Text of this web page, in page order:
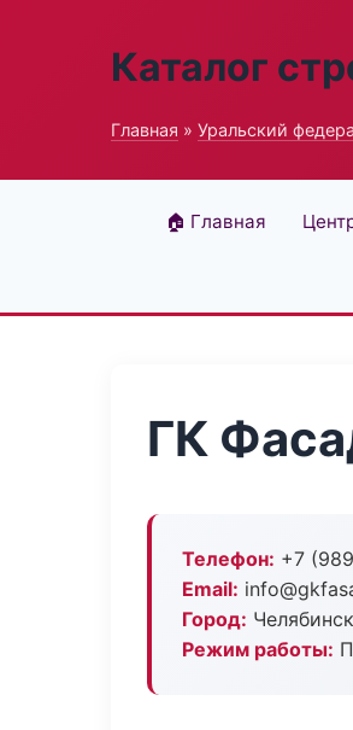
Каталог
Главная » Уральский
🏠 Главная
ГК
Телефон: +7
Email:
Город: Челябинск
Режим работы: